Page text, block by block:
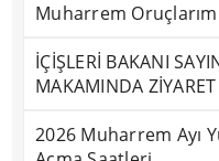
Muharrem
İÇİŞLERİ BAKANI
MAKAMINDA
2026 Muharrem Ayı